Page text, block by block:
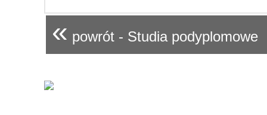
« powrót - Studia podyplomowe